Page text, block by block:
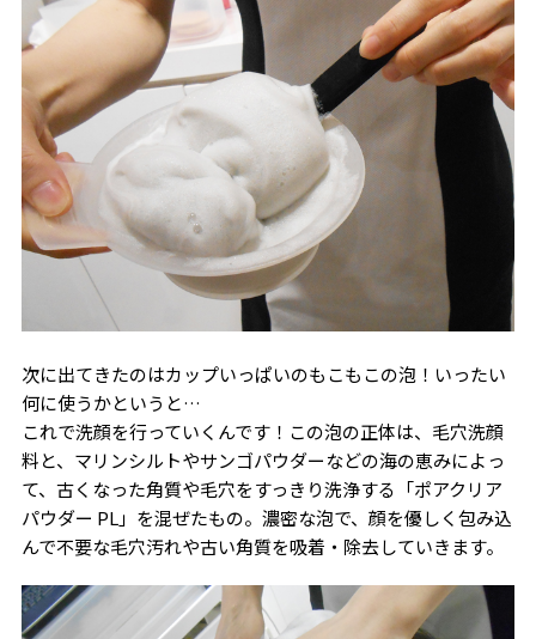
次に出てきたのはカップいっぱいのもこもこの泡！いったい
何に使うかというと…
これで洗顔を行っていくんです！この泡の正体は、毛穴洗顔
料と、マリンシルトやサンゴパウダーなどの海の恵みによっ
て、古くなった角質や毛穴をすっきり洗浄する「ポアクリア
パウダー PL」を混ぜたもの。濃密な泡で、顔を優しく包み込
んで不要な毛穴汚れや古い角質を吸着・除去していきます。